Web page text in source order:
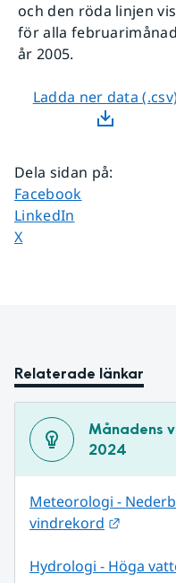
och den röda linjen
för alla
år 2005.
Ladda ner data
Dela sidan på:
Dela sidan på
Facebook
Dela sidan på
LinkedIn
Dela sidan på
X
Relaterade länkar
Månadens
2024
Meteorologi -
vindrekord
Hydrologi - Höga